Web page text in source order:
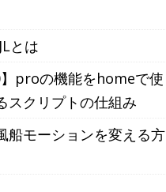
とは
】proの機能をhomeで使
スクリプトの仕組み
船モーションを変える方